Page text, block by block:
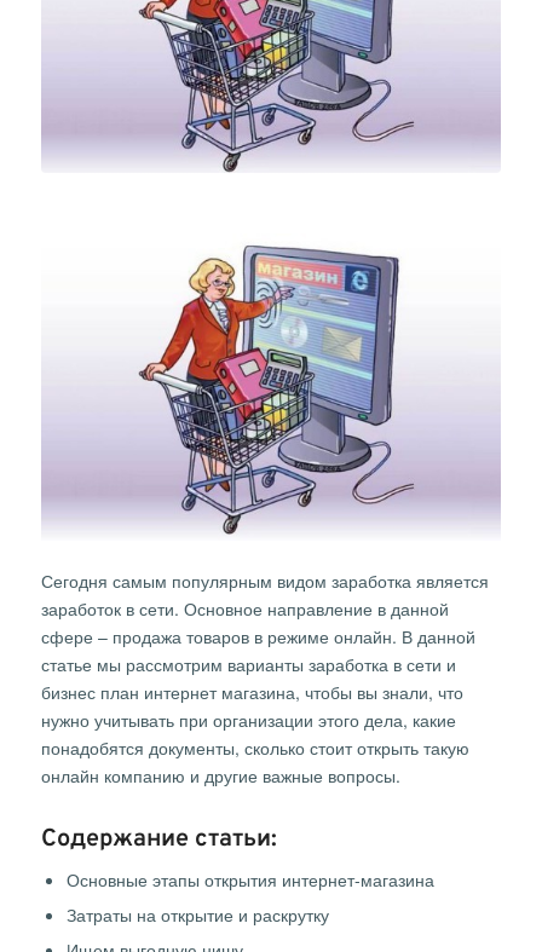
Сегодня самым популярным видом заработка является
заработок в сети. Основное направление в данной
сфере – продажа товаров в режиме онлайн. В данной
статье мы рассмотрим варианты заработка в сети и
бизнес план интернет магазина, чтобы вы знали, что
нужно учитывать при организации этого дела, какие
понадобятся документы, сколько стоит открыть такую
онлайн компанию и другие важные вопросы.
Содержание статьи:
Основные этапы открытия интернет-магазина
Затраты на открытие и раскрутку